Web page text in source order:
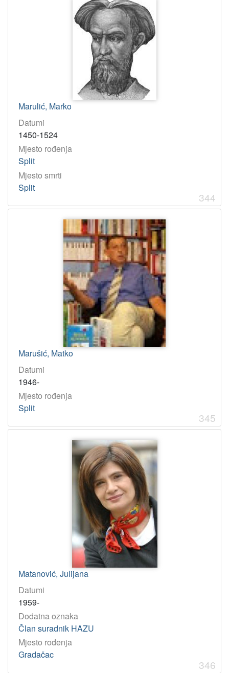
Marulić, Marko
Datumi
1450-1524
Mjesto rođenja
Split
Mjesto smrti
Split
344
Marušić, Matko
Datumi
1946-
Mjesto rođenja
Split
345
Matanović, Julijana
Datumi
1959-
Dodatna oznaka
Član suradnik HAZU
Mjesto rođenja
Gradačac
346